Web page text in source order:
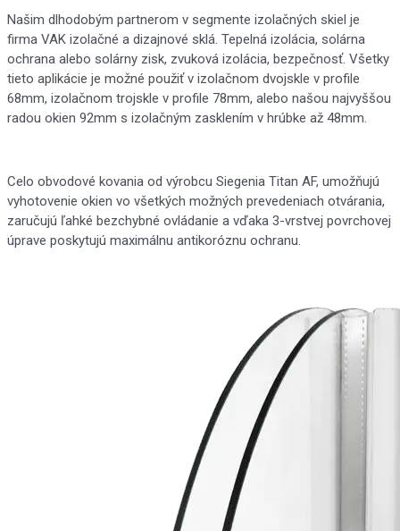
Našim dlhodobým partnerom v segmente izolačných skiel je
firma VAK izolačné a dizajnové sklá. Tepelná izolácia, solárna
ochrana alebo solárny zisk, zvuková izolácia, bezpečnosť. Všetky
tieto aplikácie je možné použiť v izolačnom dvojskle v profile
68mm, izolačnom trojskle v profile 78mm, alebo našou najvyššou
radou okien 92mm s izolačným zasklením v hrúbke až 48mm.
Celo obvodové kovania od výrobcu Siegenia Titan AF, umožňujú
vyhotovenie okien vo všetkých možných prevedeniach otvárania,
zaručujú ľahké bezchybné ovládanie a vďaka 3-vrstvej povrchovej
úprave poskytujú maximálnu antikoróznu ochranu.